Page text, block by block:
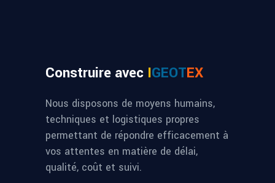
Construire avec IGEOTEX
Nous disposons de moyens humains,
techniques et logistiques propres
permettant de répondre efficacement à
vos attentes en matière de délai,
qualité, coût et suivi.